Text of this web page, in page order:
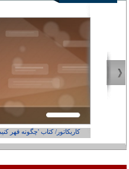
کاریکاتور/ کتاب 'چگونه قهر